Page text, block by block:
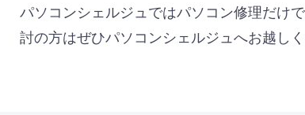
パソコンシェルジュではパソコン修理だけ
討の方はぜひパソコンシェルジュへお越しく